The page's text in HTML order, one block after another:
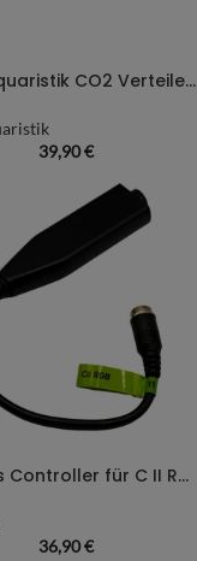
Blau-Aquaristik CO2 Verteiler (1 auf 2 Ausgänge)
39,90€
Chihiros Controller für C II RGB
36,90€